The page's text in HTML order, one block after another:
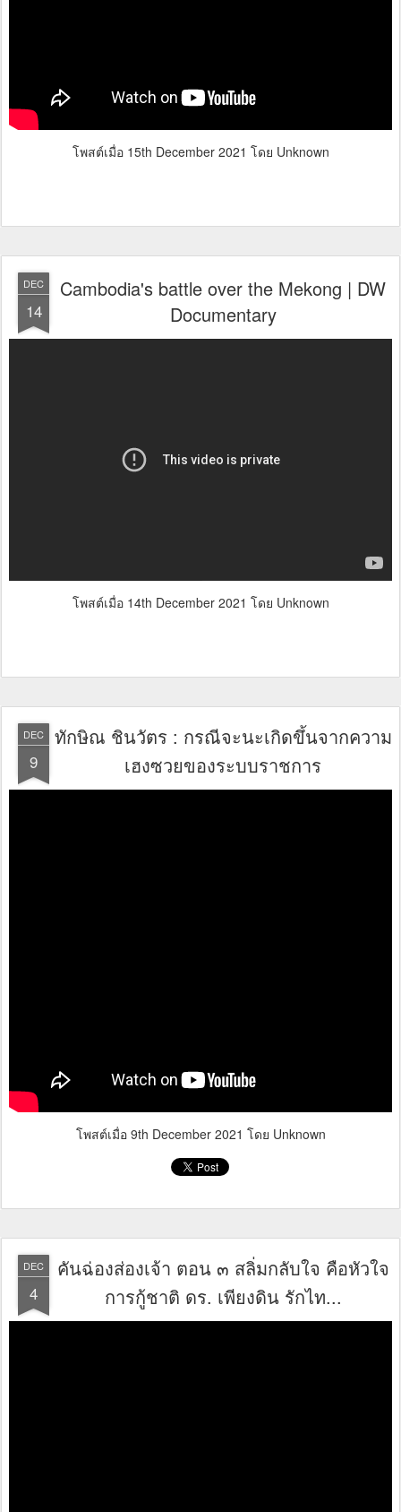
โพสต์เมื่อ 15th December 2021 โดย Unknown
DEC
14
Cambodia's battle over the Mekong | DW
Documentary
โพสต์เมื่อ 14th December 2021 โดย Unknown
DEC
9
ทักษิณ ชินวัตร : กรณีจะนะเกิดขึ้นจากความ
เฮงซวยของระบบราชการ
โพสต์เมื่อ 9th December 2021 โดย Unknown
DEC
4
คันฉ่องส่องเจ้า ตอน ๓ สลิ่มกลับใจ คือหัวใจ
การกู้ชาติ ดร. เพียงดิน รักไท...